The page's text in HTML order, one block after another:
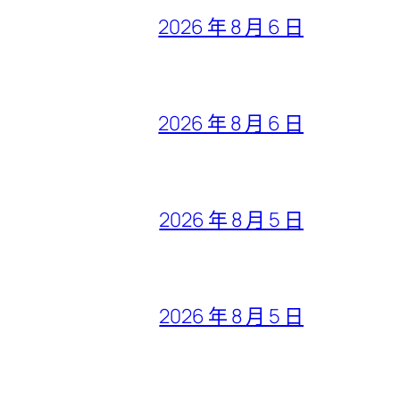
2026 年 8 月 6 日
2026 年 8 月 6 日
2026 年 8 月 5 日
2026 年 8 月 5 日